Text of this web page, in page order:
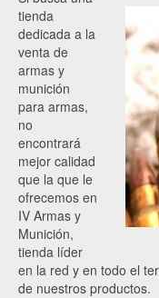
tienda
dedicada a la
venta de
armas y
munición
para armas,
no
encontrará
mejor calidad
que la que le
ofrecemos en
IV Armas y
Munición,
tienda líder
en la red y en todo el
de nuestros productos.